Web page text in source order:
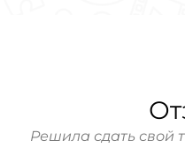
Решила сдать свой